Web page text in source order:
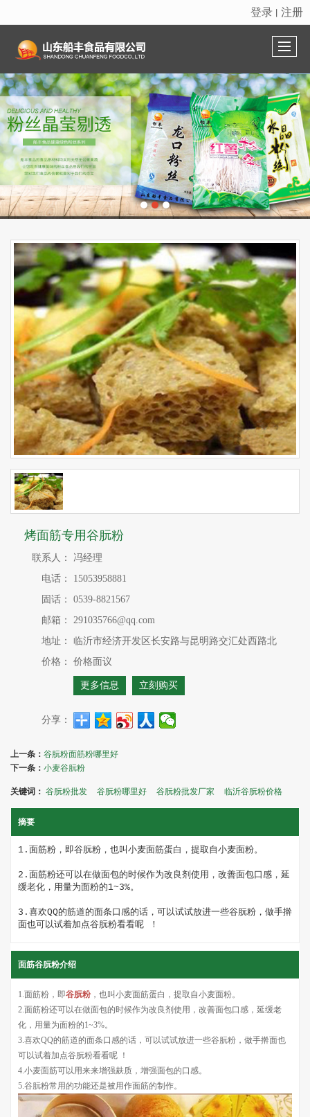
很遗憾，因您的浏览器版本过低导致无法获得最佳浏览体验，推荐下载安装谷歌浏览器！
登录 丨 注册
烤面筋专用谷朊粉
联系人：
冯经理
电话：
15053958881
固话：
0539-8821567
邮箱：
291035766@qq.com
地址：
临沂市经济开发区长安路与昆明路交汇处西路北
价格：
价格面议
更多信息 立刻购买
分享：
上一条： 谷朊粉面筋粉哪里好
下一条： 小麦谷朊粉
关键词： 谷朊粉批发 谷朊粉哪里好 谷朊粉批发厂家 临沂谷朊粉价格
摘要
1.面筋粉，即谷朊粉，也叫小麦面筋蛋白，提取自小麦面粉。
2.面筋粉还可以在做面包的时候作为改良剂使用，改善面包口感，延
缓老化，用量为面粉的1~3%。
3.喜欢QQ的筋道的面条口感的话，可以试试放进一些谷朊粉，做手擀
面也可以试着加点谷朊粉看看呢 ！
面筋谷朊粉介绍
1.面筋粉，即谷朊粉，也叫小麦面筋蛋白，提取自小麦面粉。
2.面筋粉还可以在做面包的时候作为改良剂使用，改善面包口感，延缓老
化，用量为面粉的1~3%。
3.喜欢QQ的筋道的面条口感的话，可以试试放进一些谷朊粉，做手擀面也
可以试着加点谷朊粉看看呢 ！
4.小麦面筋可以用来来增强麸质，增强面包的口感。
5.谷朊粉常用的功能还是被用作面筋的制作。